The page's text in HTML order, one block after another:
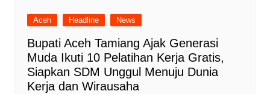
Aceh Headline News
Bupati Aceh Tamiang Ajak Generasi
Muda Ikuti 10 Pelatihan Kerja Gratis,
Siapkan SDM Unggul Menuju Dunia
Kerja dan Wirausaha